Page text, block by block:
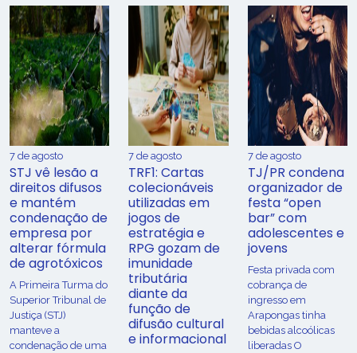
7 de agosto
STJ vê lesão a
direitos difusos
e mantém
condenação de
empresa por
alterar fórmula
de agrotóxicos
​A Primeira Turma do
Superior Tribunal de
Justiça (STJ)
manteve a
condenação de uma
7 de agosto
TRF1: Cartas
colecionáveis
utilizadas em
jogos de
estratégia e
RPG gozam de
imunidade
tributária
diante da
função de
difusão cultural
e informacional
7 de agosto
TJ/PR condena
organizador de
festa “open
bar” com
adolescentes e
jovens
Festa privada com
cobrança de
ingresso em
Arapongas tinha
bebidas alcoólicas
liberadas O